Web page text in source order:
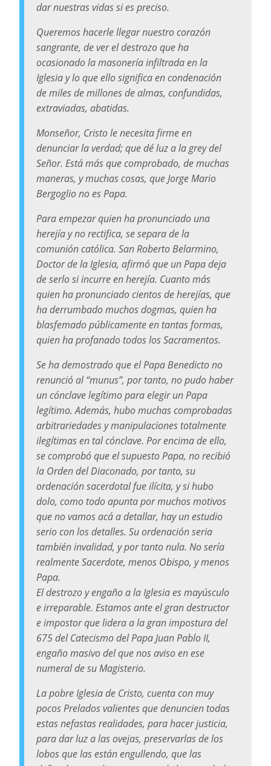
dar nuestras vidas si es preciso.
Queremos hacerle llegar nuestro corazón
sangrante, de ver el destrozo que ha
ocasionado la masonería infiltrada en la
Iglesia y lo que ello significa en condenación
de miles de millones de almas, confundidas,
extraviadas, abatidas.
Monseñor, Cristo le necesita firme en
denunciar la verdad; que dé luz a la grey del
Señor. Está más que comprobado, de muchas
maneras, y muchas cosas, que Jorge Mario
Bergoglio no es Papa.
Para empezar quien ha pronunciado una
herejía y no rectifica, se separa de la
comunión católica. San Roberto Belarmino,
Doctor de la Iglesia, afirmó que un Papa deja
de serlo si incurre en herejía. Cuanto más
quien ha pronunciado cientos de herejías, que
ha derrumbado muchos dogmas, quien ha
blasfemado públicamente en tantas formas,
quien ha profanado todos los Sacramentos.
Se ha demostrado que el Papa Benedicto no
renunció al “munus”, por tanto, no pudo haber
un cónclave legítimo para elegir un Papa
legítimo. Además, hubo muchas comprobadas
arbitrariedades y manipulaciones totalmente
ilegítimas en tal cónclave. Por encima de ello,
se comprobó que el supuesto Papa, no recibió
la Orden del Diaconado, por tanto, su
ordenación sacerdotal fue ilícita, y si hubo
dolo, como todo apunta por muchos motivos
que no vamos acá a detallar, hay un estudio
serio con los detalles. Su ordenación seria
también invalidad, y por tanto nula. No sería
realmente Sacerdote, menos Obispo, y menos
Papa.
El destrozo y engaño a la Iglesia es mayúsculo
e irreparable. Estamos ante el gran destructor
e impostor que lidera a la gran impostura del
675 del Catecismo del Papa Juan Pablo II,
engaño masivo del que nos aviso en ese
numeral de su Magisterio.
La pobre Iglesia de Cristo, cuenta con muy
pocos Prelados valientes que denuncien todas
estas nefastas realidades, para hacer justicia,
para dar luz a las ovejas, preservarlas de los
lobos que las están engullendo, que las